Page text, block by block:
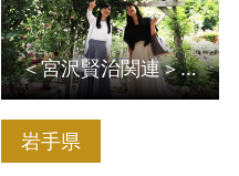
岩手県
＜宮沢賢治関連＞花巻温泉バラ園・宮沢賢治設計日時計花壇